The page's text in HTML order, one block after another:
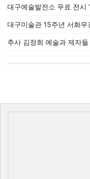
대구예술발전소 무료 전시
대구미술관 15주년 서화무
추사 김정희 예술과 제자들